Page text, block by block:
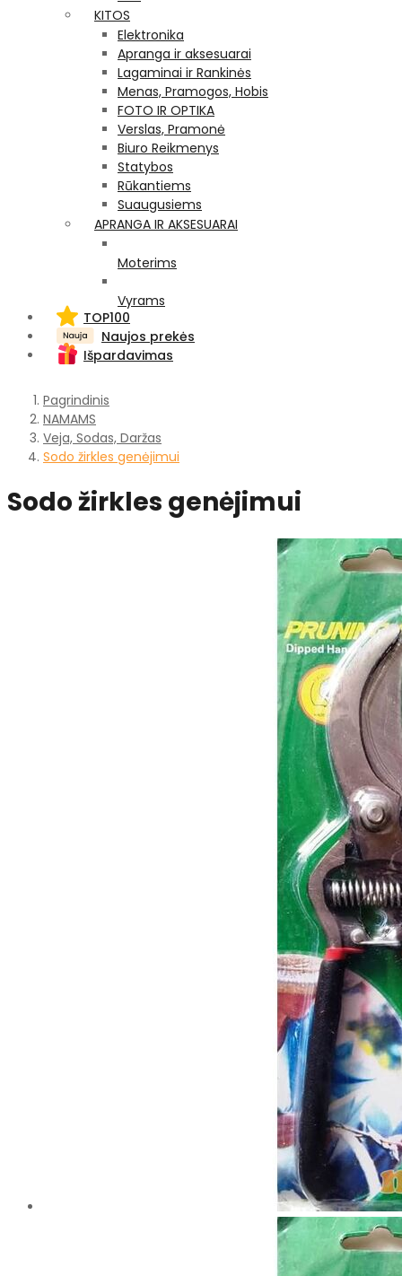
KITOS
Elektronika
Apranga ir aksesuarai
Lagaminai ir Rankinės
Menas, Pramogos, Hobis
FOTO IR OPTIKA
Verslas, Pramonė
Biuro Reikmenys
Statybos
Rūkantiems
Suaugusiems
APRANGA IR AKSESUARAI
Moterims
Vyrams
TOP100
Naujos prekės
Išpardavimas
Pagrindinis
NAMAMS
Veja, Sodas, Daržas
Sodo žirkles genėjimui
Sodo žirkles genėjimui